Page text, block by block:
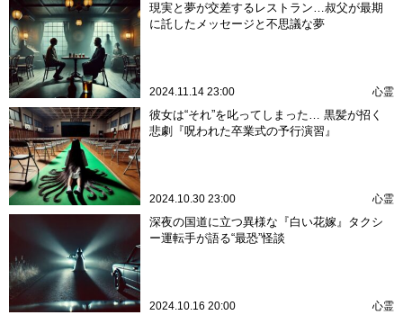
現実と夢が交差するレストラン…叔父が最期
に託したメッセージと不思議な夢
2024.11.14 23:00 心霊
彼女は“それ”を叱ってしまった… 黒髪が招く
悲劇『呪われた卒業式の予行演習』
2024.10.30 23:00 心霊
深夜の国道に立つ異様な『白い花嫁』タクシ
ー運転手が語る“最恐”怪談
2024.10.16 20:00 心霊